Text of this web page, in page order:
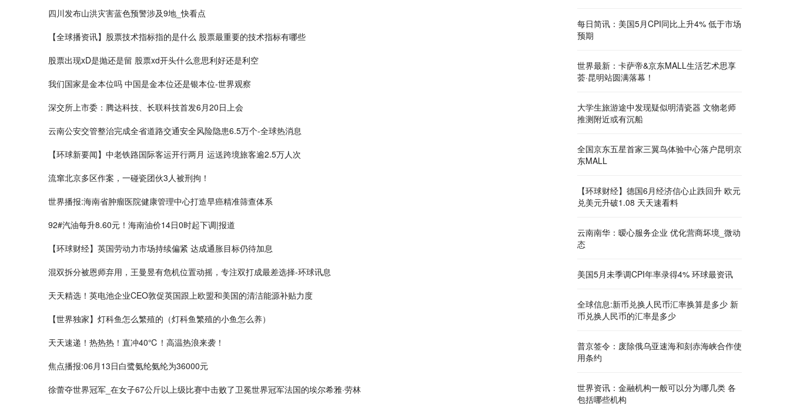
四川发布山洪灾害蓝色预警涉及9地_快看点
【全球播资讯】股票技术指标指的是什么 股票最重要的技术指标有哪些
股票出现xD是抛还是留 股票xd开头什么意思利好还是利空
我们国家是金本位吗 中国是金本位还是银本位-世界观察
深交所上市委：腾达科技、长联科技首发6月20日上会
云南公安交管整治完成全省道路交通安全风险隐患6.5万个-全球热消息
【环球新要闻】中老铁路国际客运开行两月 运送跨境旅客逾2.5万人次
流窜北京多区作案，一​碰瓷团伙3人被刑拘！
世界播报:海南省肿瘤医院健康管理中心打造早癌精准筛查体系
92#汽油每升8.60元！海南油价14日0时起下调|报道
【环球财经】英国劳动力市场持续偏紧 达成通胀目标仍待加息
混双拆分被恩师弃用，王曼昱有危机位置动摇，专注双打成最差选择-环球讯息
天天精选！英电池企业CEO敦促英国跟上欧盟和美国的清洁能源补贴力度
【世界独家】灯科鱼怎么繁殖的（灯科鱼繁殖的小鱼怎么养）
天天速递！热热热！直冲40℃！高温热浪来袭！
焦点播报:06月13日白鹭氨纶氨纶为36000元
徐蕾夺世界冠军_在女子67公斤以上级比赛中击败了卫冕世界冠军法国的埃尔希雅·劳林
每日简讯：美国5月CPI同比上升4% 低于市场
预期
世界最新：卡萨帝&京东MALL生活艺术思享
荟·昆明站圆满落幕！
大学生旅游途中发现疑似明清瓷器 文物老师
推测附近或有沉船
全国京东五星首家三翼鸟体验中心落户昆明京
东MALL
【环球财经】德国6月经济信心止跌回升 欧元
兑美元升破1.08 天天速看料
云南南华：暧心服务企业 优化营商坏境_微动
态
美国5月未季调CPI年率录得4% 环球最资讯
全球信息:新币兑换人民币汇率换算是多少 新
币兑换人民币的汇率是多少
普京签令：废除俄乌亚速海和刻赤海峡合作使
用条约
世界资讯：金融机构一般可以分为哪几类 各
包括哪些机构